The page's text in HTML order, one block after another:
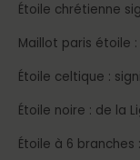
Étoile chrétienne
Maillot paris étoile
Étoile celtique :
Étoile noire : de la
Étoile à 6